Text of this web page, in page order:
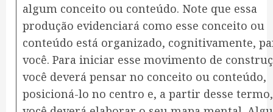
algum conceito ou conteúdo. Note que essa
produção evidenciará como esse conceito ou
conteúdo está organizado, cognitivamente,
você. Para iniciar esse movimento de
você deverá pensar no conceito ou conteúdo,
posicioná-lo no centro e, a partir desse termo,